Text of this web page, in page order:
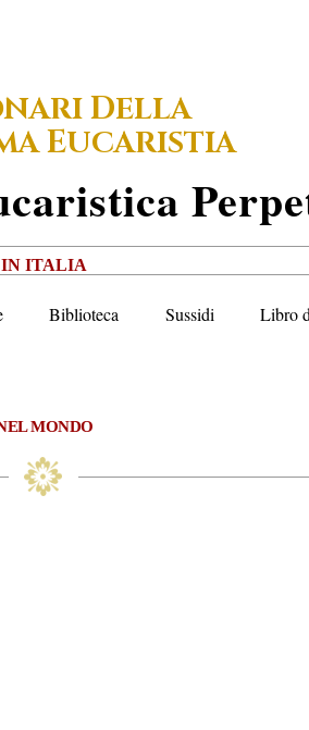
DELLA
EUCARISTIA
P
IN ITALIA
Biblioteca Sussidi Libro
MONDO